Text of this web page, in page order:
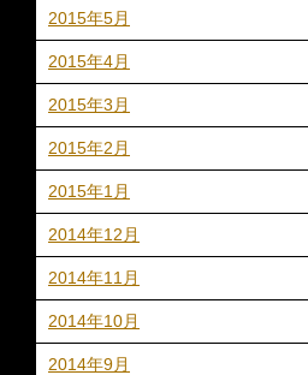
2015年5月
2015年4月
2015年3月
2015年2月
2015年1月
2014年12月
2014年11月
2014年10月
2014年9月